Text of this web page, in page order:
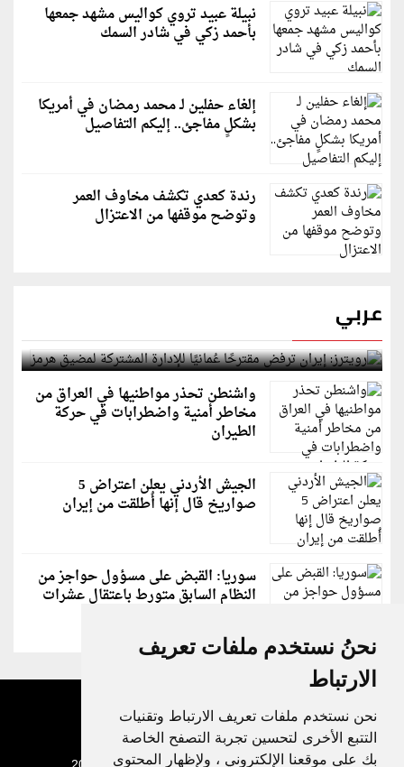
نحنُ نستخدم ملفات تعريف
الارتباط
نحن نستخدم ملفات تعريف الارتباط وتقنيات
التتبع الأخرى لتحسين تجربة التصفح الخاصة
بك على موقعنا الإلكتروني ، ولإظهار المحتوى
نبيلة عبيد تروي كواليس مشهد جمعها
بأحمد زكي في شادر السمك
إلغاء حفلين لـ محمد رمضان في أمريكا
بشكلٍ مفاجئ.. إليكم التفاصيل
رندة كعدي تكشف مخاوف العمر
وتوضح موقفها من الاعتزال
عربي
رويترز: إيران ترفض مقترحًا عُمانيًا للإدارة المشتركة
لمضيق هرمز
واشنطن تحذر مواطنيها في العراق من
مخاطر أمنية واضطرابات في حركة
الطيران
الجيش الأردني يعلن اعتراض 5
صواريخ قال إنها أُطلقت من إيران
سوريا: القبض على مسؤول حواجز من
النظام السابق متورط باعتقال عشرات